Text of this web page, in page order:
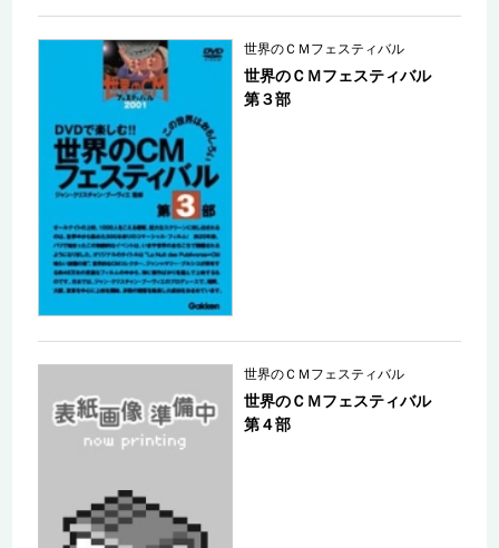
世界のＣＭフェスティバル
世界のＣＭフェスティバル
第３部
世界のＣＭフェスティバル
世界のＣＭフェスティバル
第４部